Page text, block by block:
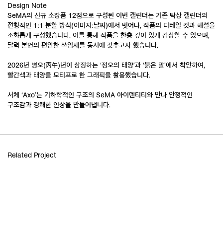
Design Note
SeMA의 신규 소장품 12점으로 구성된 이번 캘린더는 기존 탁상 캘린더의
전형적인 1:1 분할 방식(이미지:날짜)에서 벗어나, 작품의 디테일 컷과 해설을
조화롭게 구성했습니다. 이를 통해 작품을 한층 깊이 있게 감상할 수 있으며,
달력 본연의 편안한 쓰임새를 동시에 갖추고자 했습니다.
2026년 병오(丙午)년이 상징하는 ‘정오의 태양’과 ‘붉은 말’에서 착안하여,
빨간색과 태양을 모티프로 한 그래픽을 활용했습니다.
서체 ‘Axo’는 기하학적인 구조의 SeMA 아이덴티티와 만나 안정적인
구조감과 경쾌한 인상을 만들어냅니다.
Related Project